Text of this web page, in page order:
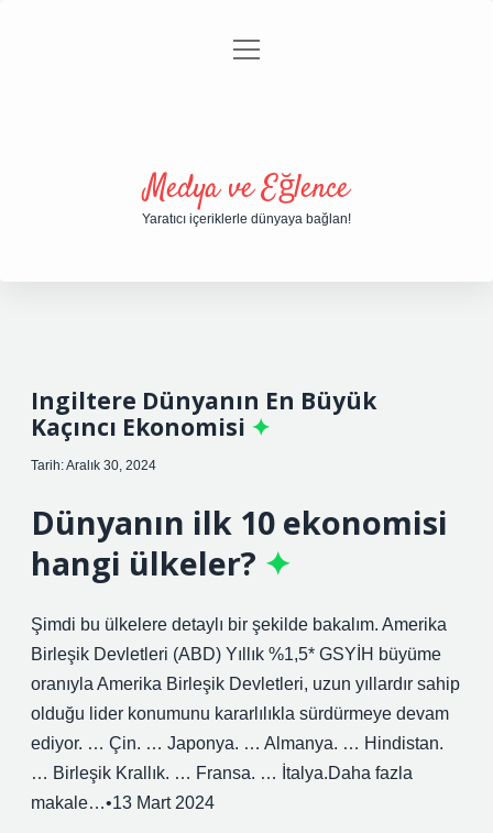
Gizlilik Politikası
menüyü
Medya ve Eğlence
Yaratıcı içeriklerle dünyaya bağlan!
Ingiltere Dünyanın En Büyük
Kaçıncı Ekonomisi
Tarih: Aralık 30, 2024
Dünyanın ilk 10 ekonomisi
hangi ülkeler?
Şimdi bu ülkelere detaylı bir şekilde bakalım. Amerika
Birleşik Devletleri (ABD) Yıllık %1,5* GSYİH büyüme
oranıyla Amerika Birleşik Devletleri, uzun yıllardır sahip
olduğu lider konumunu kararlılıkla sürdürmeye devam
ediyor. … Çin. … Japonya. … Almanya. … Hindistan.
… Birleşik Krallık. … Fransa. … İtalya.Daha fazla
makale…•13 Mart 2024